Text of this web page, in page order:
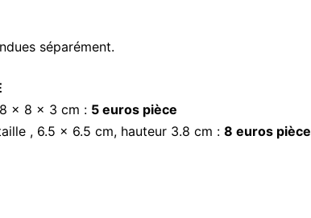
séparément.
x 8 x 3 cm : 5 euros pièce
, 6.5 x 6.5 cm, hauteur 3.8 cm :8 euros pièce